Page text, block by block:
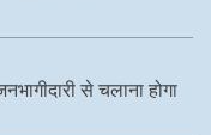
से चलाना होगा